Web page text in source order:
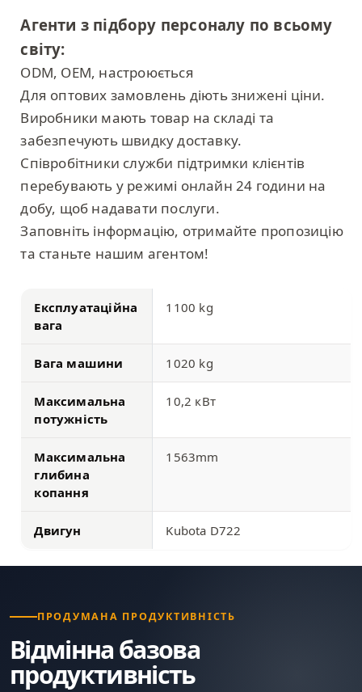
Агенти з підбору персоналу по всьому
світу:
ODM, OEM, настроюється
Для оптових замовлень діють знижені ціни.
Виробники мають товар на складі та
забезпечують швидку доставку.
Співробітники служби підтримки клієнтів
перебувають у режимі онлайн 24 години на
добу, щоб надавати послуги.
Заповніть інформацію, отримайте пропозицію
та станьте нашим агентом!
Експлуатаційна
вага
1100 kg
Вага машини 1020 kg
Максимальна
потужність
10,2 кВт
Максимальна
глибина
копання
1563mm
Двигун Kubota D722
ПРОДУМАНА ПРОДУКТИВНІСТЬ
Відмінна базова
продуктивність